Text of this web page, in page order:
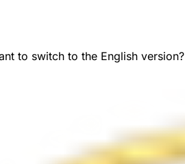
to switch to the English version?